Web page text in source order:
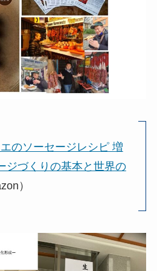
のソーセージレシピ 増
ジづくりの基本と世界の
）